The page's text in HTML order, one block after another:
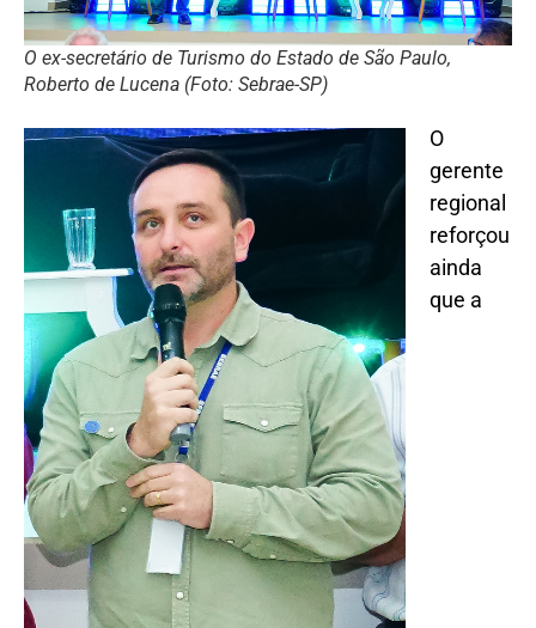
O ex-secretário de Turismo do Estado de São Paulo,
Roberto de Lucena (Foto: Sebrae-SP)
O
gerente
regional
reforçou
ainda
que a